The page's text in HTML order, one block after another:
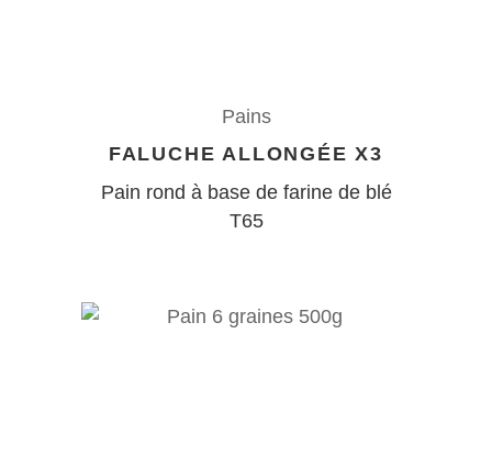
Pains
FALUCHE ALLONGÉE X3
Pain rond à base de farine de blé
T65